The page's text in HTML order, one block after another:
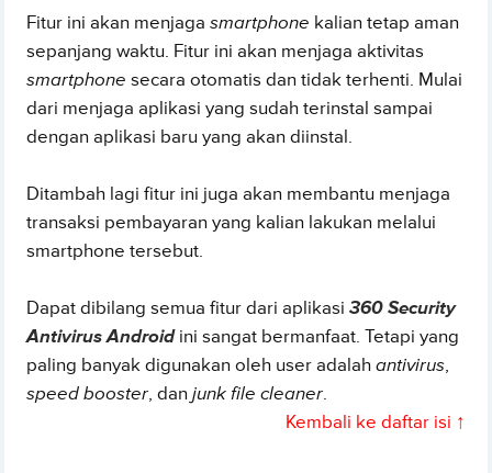
Fitur ini akan menjagasmartphone kalian tetap aman
sepanjang waktu. Fitur ini akan menjaga aktivitas
smartphone secara otomatis dan tidak terhenti. Mulai
dari menjaga aplikasi yang sudah terinstal sampai
dengan aplikasi baru yang akan diinstal.
Ditambah lagi fitur ini juga akan membantu menjaga
transaksi pembayaran yang kalian lakukan melalui
smartphone tersebut.
Dapat dibilang semua fitur dari aplikasi360 Security
Antivirus Androidini sangat bermanfaat. Tetapi yang
paling banyak digunakan oleh user adalahantivirus,
speed booster, danjunk file cleaner.
Kembali ke daftar isi ↑